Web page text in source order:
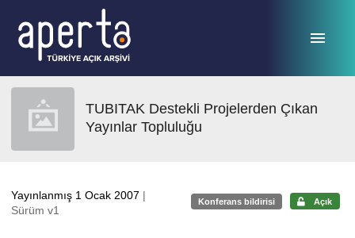
TUBITAK Destekli Projelerden Çıkan
Yayınlar Topluluğu
Yayınlanmış 1 Ocak 2007 |
Sürüm v1
Konferans bildirisi Açık